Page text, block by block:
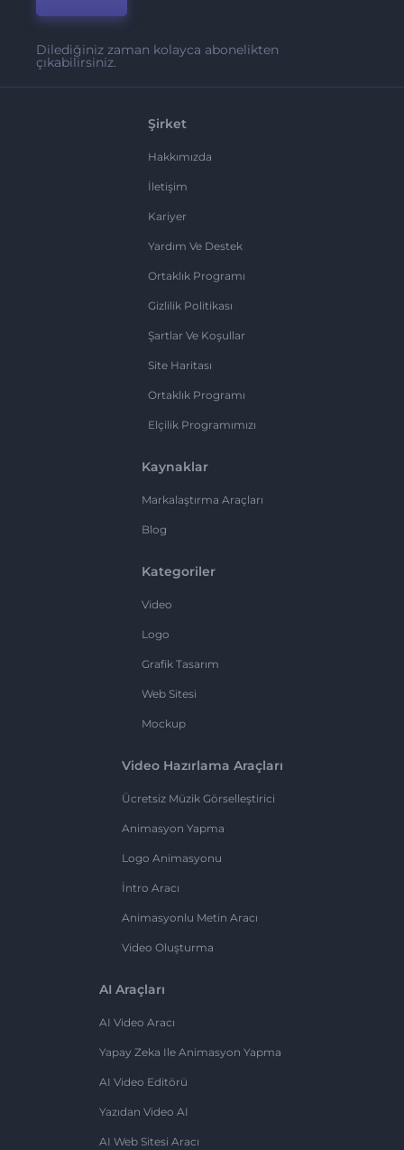
Dilediğiniz zaman kolayca abonelikten
çıkabilirsiniz.
Şirket
Hakkımızda
İletişim
Kariyer
Yardım Ve Destek
Ortaklık Programı
Gizlilik Politikası
Şartlar Ve Koşullar
Site Haritası
Ortaklık Programı
Elçilik Programımızı
Kaynaklar
Markalaştırma Araçları
Blog
Kategoriler
Video
Logo
Grafik Tasarım
Web Sitesi
Mockup
Video Hazırlama Araçları
Ücretsiz Müzik Görselleştirici
Animasyon Yapma
Logo Animasyonu
İntro Aracı
Animasyonlu Metin Aracı
Video Oluşturma
AI Araçları
AI Video Aracı
Yapay Zeka Ile Animasyon Yapma
AI Video Editörü
Yazıdan Video AI
AI Web Sitesi Aracı